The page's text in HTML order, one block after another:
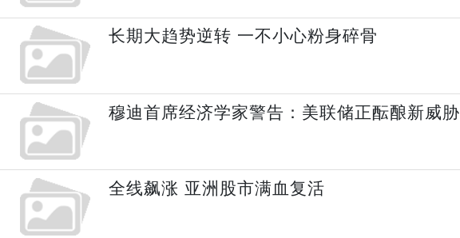
长期大趋势逆转 一不小心粉身碎骨
穆迪首席经济学家警告：美联储正酝酿新威胁
全线飙涨 亚洲股市满血复活